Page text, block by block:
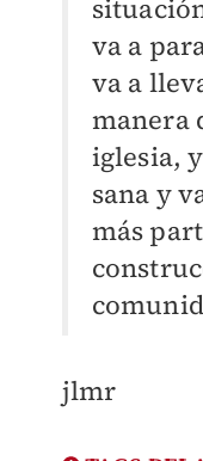
va a
va a
manera
iglesia,
sana y
más
jlmr